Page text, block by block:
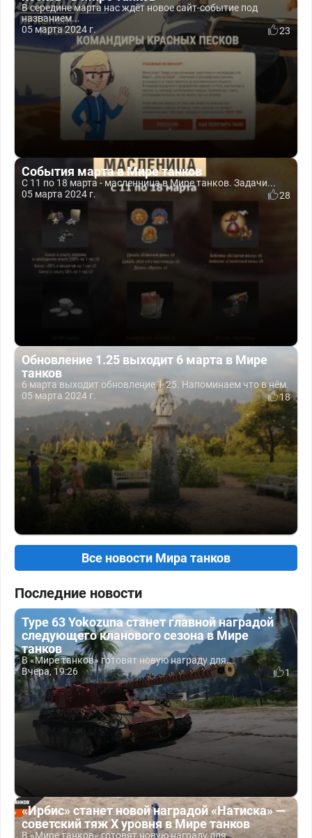
В середине марта нас ждёт новое сайт-событие под
названием...
05 марта 2024 г.
23
События марта в Мире танков
С 11 по 18 марта - масленница в Мире танков. Задачи...
05 марта 2024 г.
28
Обновление 1.25 выходит 6 марта в Мире
танков
6 марта выходит обновление 1.25. Напоминаем что в нём.
05 марта 2024 г.
18
Все новости Мира танков
Последние новости
Type 63 Yokozuna станет главной наградой
следующего кланового сезона в Мире
танков
В «Мире танков» готовят новую награду для...
Вчера, 19:26
1
«Ирбис» станет новой наградой «Натиска» —
советский тяж X уровня в Мире танков
В «Мире танков» готовят новую награду для...